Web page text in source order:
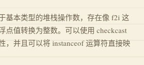
基本类型的堆栈操作数，存在像 f2i 这
点值转换为整数。可以使用 checkcast
，并且可以将 instanceof 运算符直接映